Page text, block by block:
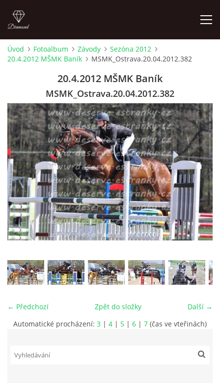
ÚVOD
KONTAKT
SLUŽBY
JEŽDĚNÍ PRO VEŘEJNOST
FOTOALBUM
VIDEA
ODKAZY
CENÍK SLUŽEB
PŘISPĚVEK ČUS KARVINA -PODPORA SPORTU V
Úvod Fotoalbum Závody
Sezóna 2012
20.4.2012 MŠMK Baník
MSMK_Ostrava.20.04.2012.382
20.4.2012 MŠMK Baník
MSMK_Ostrava.20.04.2012.382
← Předchozí Další →
Zpět do složky
Automatické procházení: 3 | 4 | 5 | 6 | 7 (čas ve vteřinách)